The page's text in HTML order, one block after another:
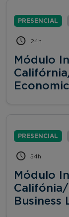
PRESENCIAL
24h
Módulo
PRESENCIAL
54h
Módulo
Business